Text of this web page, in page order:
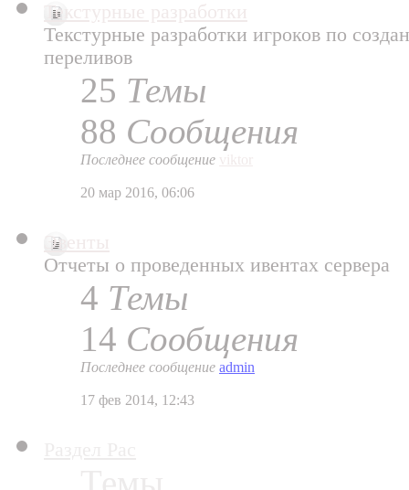
Текстурные разработки
Текстурные разработки игроков по
переливов
25 Темы
88 Сообщения
Последнее сообщение
20 мар 2016, 06:06
Эвенты
Отчеты о проведенных ивентах сервера
4 Темы
14 Сообщения
Последнее сообщение admin
17 фев 2014, 12:43